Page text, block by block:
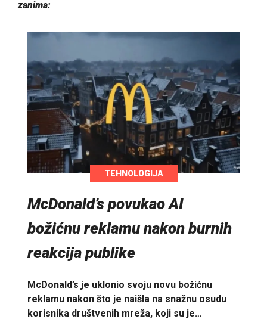
zanima:
TEHNOLOGIJA
McDonald’s povukao AI
božićnu reklamu nakon burnih
reakcija publike
McDonald’s je uklonio svoju novu božićnu
reklamu nakon što je naišla na snažnu osudu
korisnika društvenih mreža, koji su je…